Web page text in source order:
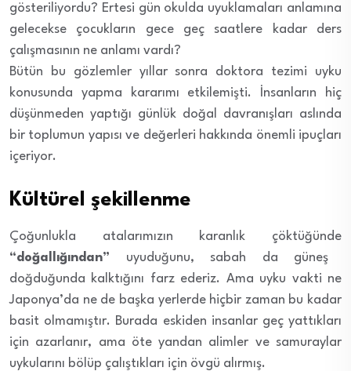
gösteriliyordu? Ertesi gün okulda uyuklamaları anlamına
gelecekse çocukların gece geç saatlere kadar ders
çalışmasının ne anlamı vardı?
Bütün bu gözlemler yıllar sonra doktora tezimi uyku
konusunda yapma kararımı etkilemişti. İnsanların hiç
düşünmeden yaptığı günlük doğal davranışları aslında
bir toplumun yapısı ve değerleri hakkında önemli ipuçları
içeriyor.
Kültürel şekillenme
Çoğunlukla atalarımızın karanlık çöktüğünde
“doğallığından” uyuduğunu, sabah da güneş
doğduğunda kalktığını farz ederiz. Ama uyku vakti ne
Japonya’da ne de başka yerlerde hiçbir zaman bu kadar
basit olmamıştır. Burada eskiden insanlar geç yattıkları
için azarlanır, ama öte yandan alimler ve samuraylar
uykularını bölüp çalıştıkları için övgü alırmış.